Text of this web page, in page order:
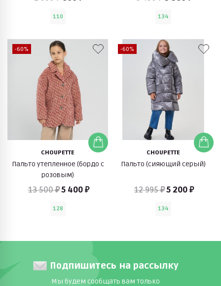
110 134
-60%
CHOUPETTE
Пальто утепленное (бордо с
розовым)
13 500 ₽5 400 ₽
128
-60%
CHOUPETTE
Пальто (сияющий серый)
12 995 ₽5 200 ₽
134
Подпишитесь на рассылку
Мы будем сообщать вам только